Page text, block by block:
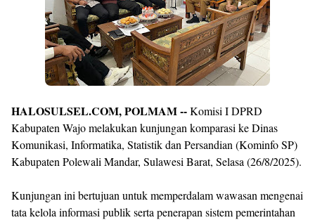
Templates
HALOSULSEL.COM, POLMAM --Komisi I DPRD
Kabupaten Wajo melakukan kunjungan komparasi ke Dinas
Komunikasi, Informatika, Statistik dan Persandian (Kominfo SP)
Kabupaten Polewali Mandar, Sulawesi Barat, Selasa (26/8/2025).
Kunjungan ini bertujuan untuk memperdalam wawasan mengenai
tata kelola informasi publik serta penerapan sistem pemerintahan